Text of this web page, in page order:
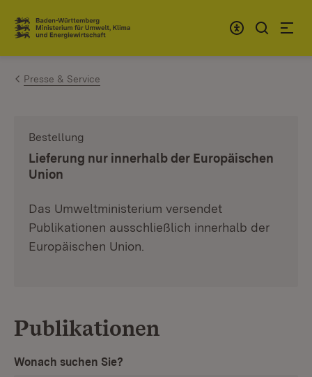
Zum Inhalt springen
Link zur Startseite
Presse & Service
Bestellung
Lieferung nur innerhalb der Europäischen
Union
Das Umweltministerium versendet
Publikationen ausschließlich innerhalb der
Europäischen Union.
Publikationen
Wonach suchen Sie?